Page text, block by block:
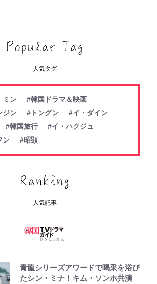
人気タグ
ミン
#韓国ドラマ＆映画
ジン
#トングン
#イ・ダイン
#韓国旅行
#イ・ハクジュ
ン
#昭顕
人気記事
青龍シリーズアワードで喝采を浴び
たシン・ミナ！キム・ソンホ共演